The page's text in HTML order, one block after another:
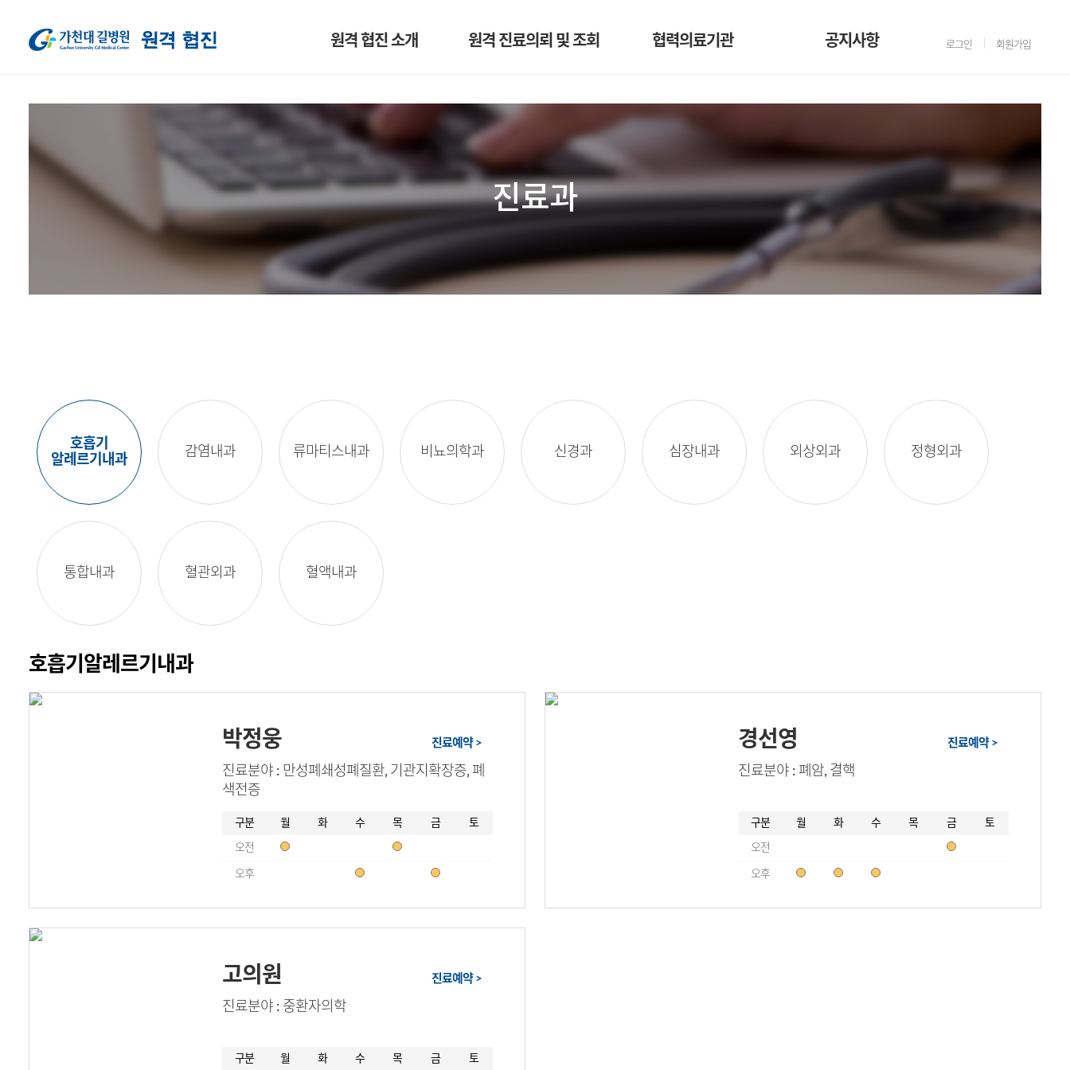
원격 협진 소개 원격 진료의뢰 및 조회 협력의료기관 공지사항
사업 소개
진료과
예약 방법 및 절차
마이페이지
공지사항
로그인 회원가입
진료과
호흡기
알레르기내과
감염내과 류마티스내과 비뇨의학과 신경과 심장내과 외상외과 정형외과
통합내과 혈관외과 혈액내과
호흡기알레르기내과
박정웅
진료분야 : 만성폐쇄성폐질환‚ 기관지확장증‚ 폐
색전증
구분 월 화 수 목 금 토
오전
오후
진료예약 > 경선영
진료분야 : 폐암, 결핵
구분 월 화 수 목 금 토
오전
오후
진료예약 >
고의원
진료분야 : 중환자의학
구분 월 화 수 목 금 토
진료예약 >